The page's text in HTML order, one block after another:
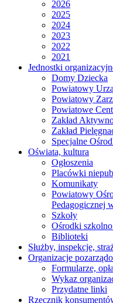
2026
2025
2024
2023
2022
2021
Jednostki
Domy Dziecka
Powiatowy
Powiatowy
Powiatowe
Zakład
Zakład
Specjalne
Oświata, kultura
Ogłoszenia
Placówki
Komunikaty
Powiatowy
Pedagogicznej
Szkoły
Ośrodki
Biblioteki
Służby, inspekcje,
Organizacje
Formularze,
Wykaz
Przydatne linki
Rzecznik